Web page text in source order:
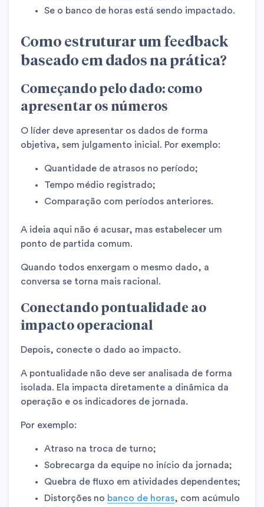
Se o banco de horas está sendo impactado.
Como estruturar um feedback
baseado em dados na prática?
Começando pelo dado: como
apresentar os números
O líder deve apresentar os dados de forma
objetiva, sem julgamento inicial. Por exemplo:
Quantidade de atrasos no período;
Tempo médio registrado;
Comparação com períodos anteriores.
A ideia aqui não é acusar, mas estabelecer um
ponto de partida comum.
Quando todos enxergam o mesmo dado, a
conversa se torna mais racional.
Conectando pontualidade ao
impacto operacional
Depois, conecte o dado ao impacto.
A pontualidade não deve ser analisada de forma
isolada. Ela impacta diretamente a dinâmica da
operação e os indicadores de jornada.
Por exemplo:
Atraso na troca de turno;
Sobrecarga da equipe no início da jornada;
Quebra de fluxo em atividades dependentes;
Distorções no banco de horas, com acúmulo